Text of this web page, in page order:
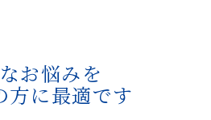
お悩みを
方に最適です